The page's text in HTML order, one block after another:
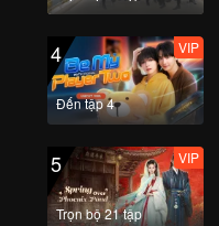
4
Đến tập 4
VIP
5
Trọn bộ 21 tập
VIP